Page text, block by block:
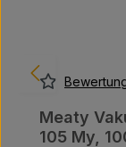
Meaty
105 My,